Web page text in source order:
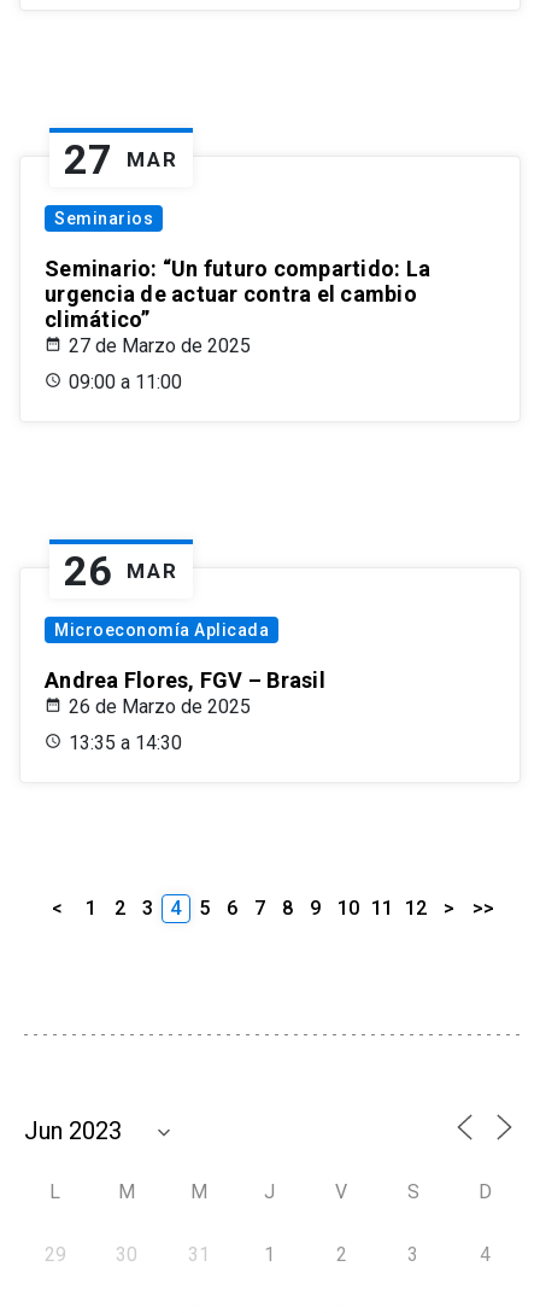
27 MAR
Seminarios
Seminario: “Un futuro compartido: La
urgencia de actuar contra el cambio
climático”
27 de Marzo de 2025
09:00 a 11:00
26 MAR
Microeconomía Aplicada
Andrea Flores, FGV – Brasil
26 de Marzo de 2025
13:35 a 14:30
< 1 2 3 4 5 6 7 8 9 10 11 12 > >>
L M M J V S D
29 30 31 1 2 3 4